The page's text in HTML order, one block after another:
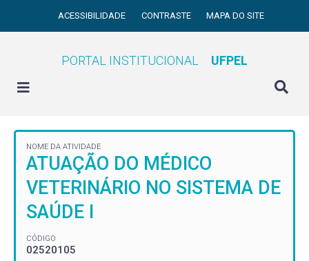
ACESSIBILIDADE CONTRASTE MAPA DO SITE
PORTAL INSTITUCIONAL UFPEL
NOME DA ATIVIDADE
ATUAÇÃO DO MÉDICO
VETERINÁRIO NO SISTEMA DE
SAÚDE I
CÓDIGO
02520105